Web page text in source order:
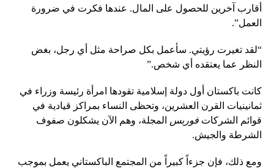
أقارب آخرين للحصول على المال. عندها فكرت في ضرورة
العمل”.
“لقد تغيرت رؤيتي. سأعمل بكل صراحة مثل أي رجل، بغض
النظر عما يعتقده أي شخص.”
كانت باكستان أول دولة إسلامية تقودها امرأة رئيسة وزراء في
ثمانينيات القرن العشرين، وتحظى النساء بمراكز قيادية في
قوائم الشركات فوربس المجلة، وهم الآن يشكلون صفوف
الشرطة والجيش.
ومع ذلك، فإن جزءاً كبيراً من المجتمع الباكستاني يعمل بموجب